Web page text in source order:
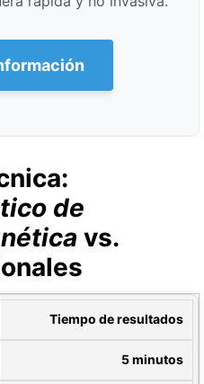
de
vs.
Tiempo de resultados
5 minutos